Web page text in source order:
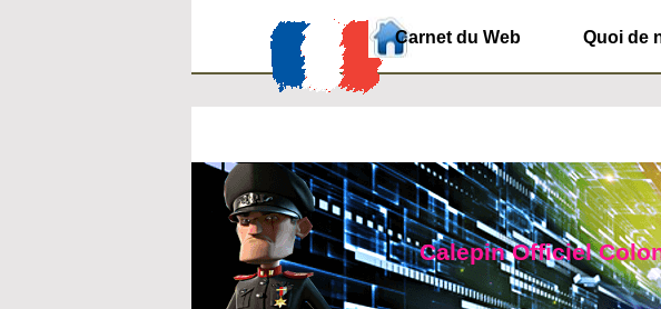
Carnet du Web Quoi de
Calepin Officiel